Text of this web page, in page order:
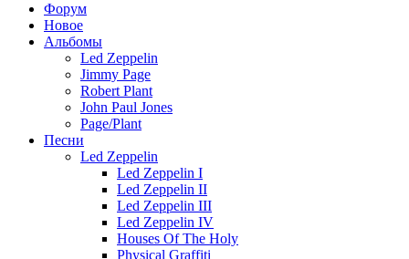
Форум
Новоe
Альбомы
Led Zeppelin
Jimmy Page
Robert Plant
John Paul Jones
Page/Plant
Песни
Led Zeppelin
Led Zeppelin I
Led Zeppelin II
Led Zeppelin III
Led Zeppelin IV
Houses Of The Holy
Physical Graffiti